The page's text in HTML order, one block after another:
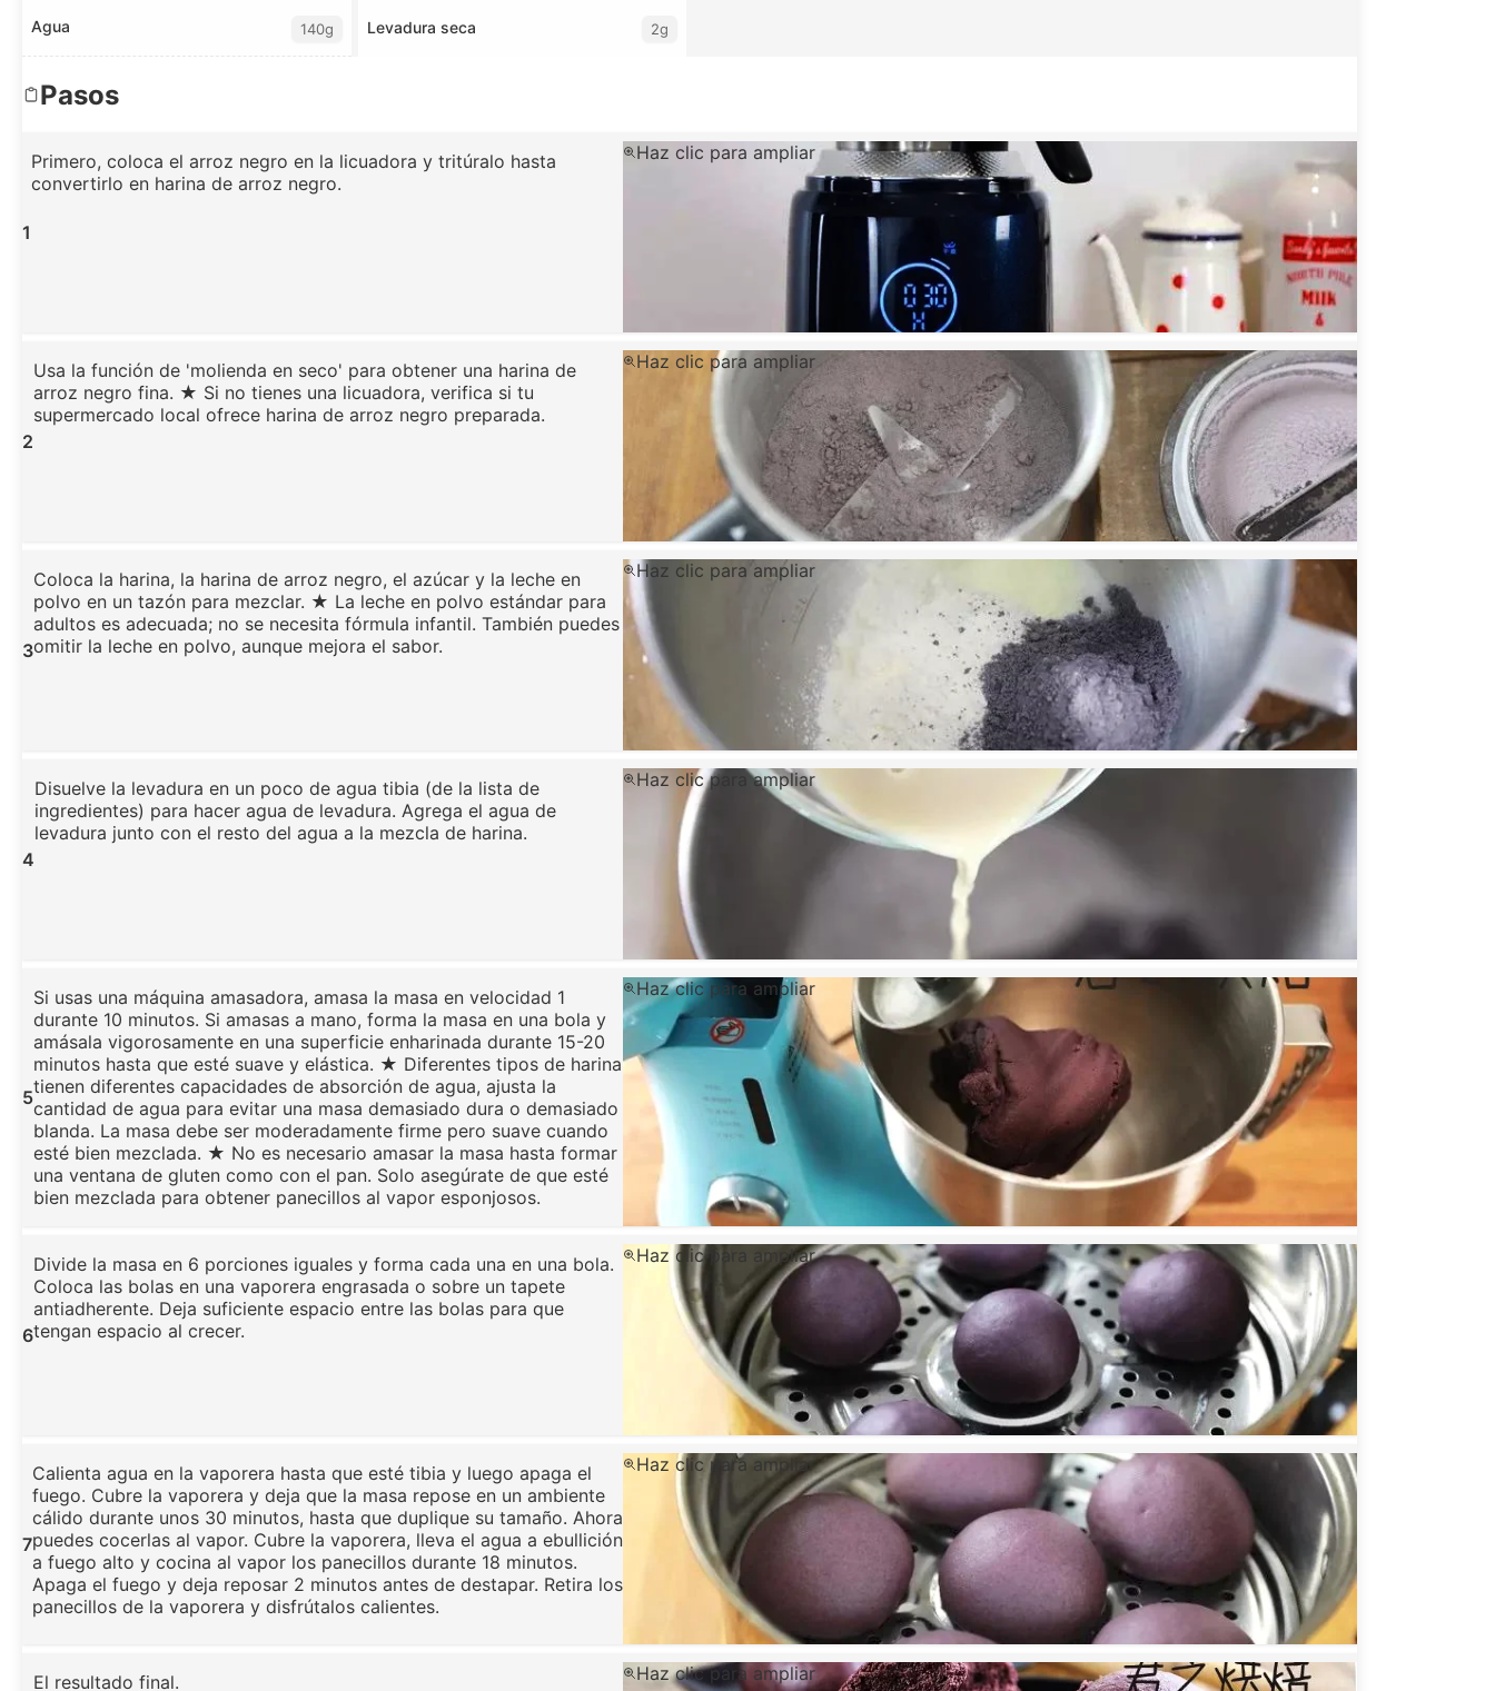
Agua 140g Levadura seca 2g
Pasos
1
Primero, coloca el arroz negro en la licuadora y tritúralo hasta
convertirlo en harina de arroz negro.
Haz clic para ampliar
2
Usa la función de 'molienda en seco' para obtener una harina de
arroz negro fina. ★ Si no tienes una licuadora, verifica si tu
supermercado local ofrece harina de arroz negro preparada.
Haz clic para ampliar
3
Coloca la harina, la harina de arroz negro, el azúcar y la leche en
polvo en un tazón para mezclar. ★ La leche en polvo estándar para
adultos es adecuada; no se necesita fórmula infantil. También puedes
omitir la leche en polvo, aunque mejora el sabor.
Haz clic para ampliar
4
Disuelve la levadura en un poco de agua tibia (de la lista de
ingredientes) para hacer agua de levadura. Agrega el agua de
levadura junto con el resto del agua a la mezcla de harina.
Haz clic para ampliar
5
Si usas una máquina amasadora, amasa la masa en velocidad 1
durante 10 minutos. Si amasas a mano, forma la masa en una bola y
amásala vigorosamente en una superficie enharinada durante 15-20
minutos hasta que esté suave y elástica. ★ Diferentes tipos de harina
tienen diferentes capacidades de absorción de agua, ajusta la
cantidad de agua para evitar una masa demasiado dura o demasiado
blanda. La masa debe ser moderadamente firme pero suave cuando
esté bien mezclada. ★ No es necesario amasar la masa hasta formar
una ventana de gluten como con el pan. Solo asegúrate de que esté
bien mezclada para obtener panecillos al vapor esponjosos.
Haz clic para ampliar
6
Divide la masa en 6 porciones iguales y forma cada una en una bola.
Coloca las bolas en una vaporera engrasada o sobre un tapete
antiadherente. Deja suficiente espacio entre las bolas para que
tengan espacio al crecer.
Haz clic para ampliar
7
Calienta agua en la vaporera hasta que esté tibia y luego apaga el
fuego. Cubre la vaporera y deja que la masa repose en un ambiente
cálido durante unos 30 minutos, hasta que duplique su tamaño. Ahora
puedes cocerlas al vapor. Cubre la vaporera, lleva el agua a ebullición
a fuego alto y cocina al vapor los panecillos durante 18 minutos.
Apaga el fuego y deja reposar 2 minutos antes de destapar. Retira los
panecillos de la vaporera y disfrútalos calientes.
Haz clic para ampliar
El resultado final. Haz clic para ampliar